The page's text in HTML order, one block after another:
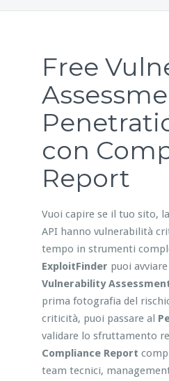
Free
con
Report
Vuoi capire se il tuo sito,
API hanno vulnerabilità
tempo in strumenti
ExploitFinder puoi
Vulnerability
prima fotografia del
criticità, puoi passare al
validare lo sfruttamento
Compliance Report
team tecnici,